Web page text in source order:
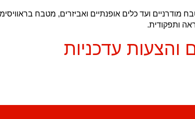
מודרניים ועד כלים אופנתיים ואביזרים, מטבח
ותפקודית.
והצעות עדכניות